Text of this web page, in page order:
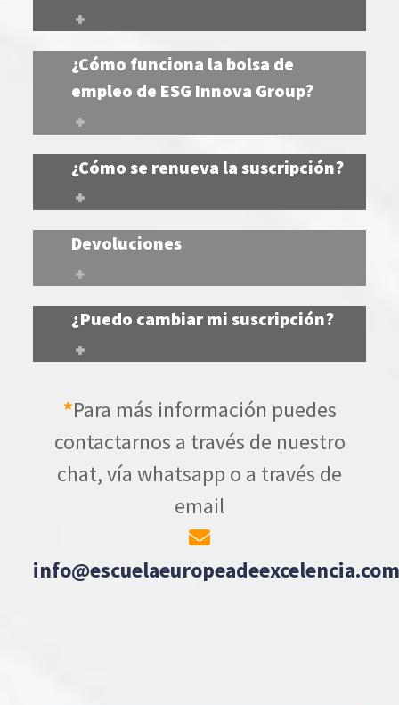
¿Cómo funciona la bolsa de
empleo de ESG Innova Group?
¿Cómo se renueva la suscripción?
Devoluciones
¿Puedo cambiar mi suscripción?
*Para más información puedes
contactarnos a través de nuestro
chat, vía whatsapp o a través de
email